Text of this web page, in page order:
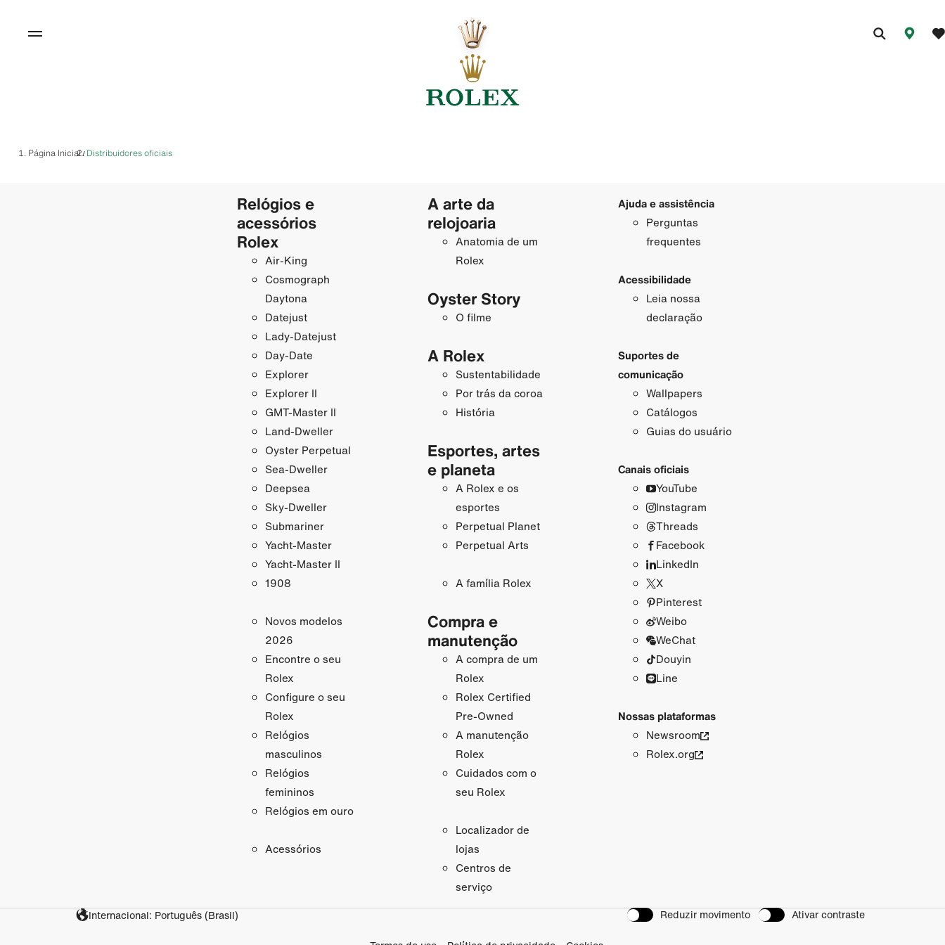
Página Inicial/ Distribuidores oficiais
Relógios e
acessórios
Rolex
Air-King
Cosmograph
Daytona
Datejust
Lady-Datejust
Day-Date
Explorer
Explorer II
GMT-Master II
Land-Dweller
Oyster Perpetual
Sea-Dweller
Deepsea
Sky-Dweller
Submariner
Yacht-Master
Yacht-Master II
1908
Novos modelos
2026
Encontre o seu
Rolex
Configure o seu
Rolex
Relógios
masculinos
Relógios
femininos
Relógios em ouro
Acessórios
A arte da
relojoaria
Anatomia de um
Rolex
Oyster Story
O filme
A Rolex
Sustentabilidade
Por trás da coroa
História
Esportes, artes
e planeta
A Rolex e os
esportes
Perpetual Planet
Perpetual Arts
A família Rolex
Compra e
manutenção
A compra de um
Rolex
Rolex Certified
Pre-Owned
A manutenção
Rolex
Cuidados com o
seu Rolex
Localizador de
lojas
Centros de
serviço
Ajuda e assistência
Perguntas
frequentes
Acessibilidade
Leia nossa
declaração
Suportes de
comunicação
Wallpapers
Catálogos
Guias do usuário
Canais oficiais
YouTube
Instagram
Threads
Facebook
LinkedIn
X
Pinterest
Weibo
WeChat
Douyin
Line
Nossas plataformas
Newsroom
Rolex.org
Internacional: Português (Brasil) Reduzir movimento Ativar contraste